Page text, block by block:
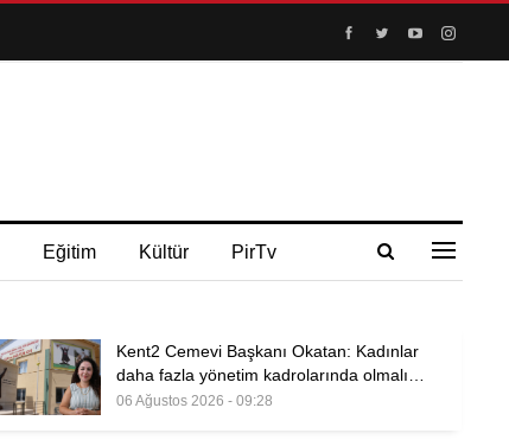
Eğitim Kültür PirTv
Kent2 Cemevi Başkanı Okatan: Kadınlar
daha fazla yönetim kadrolarında olmalı…
06 Ağustos 2026 - 09:28